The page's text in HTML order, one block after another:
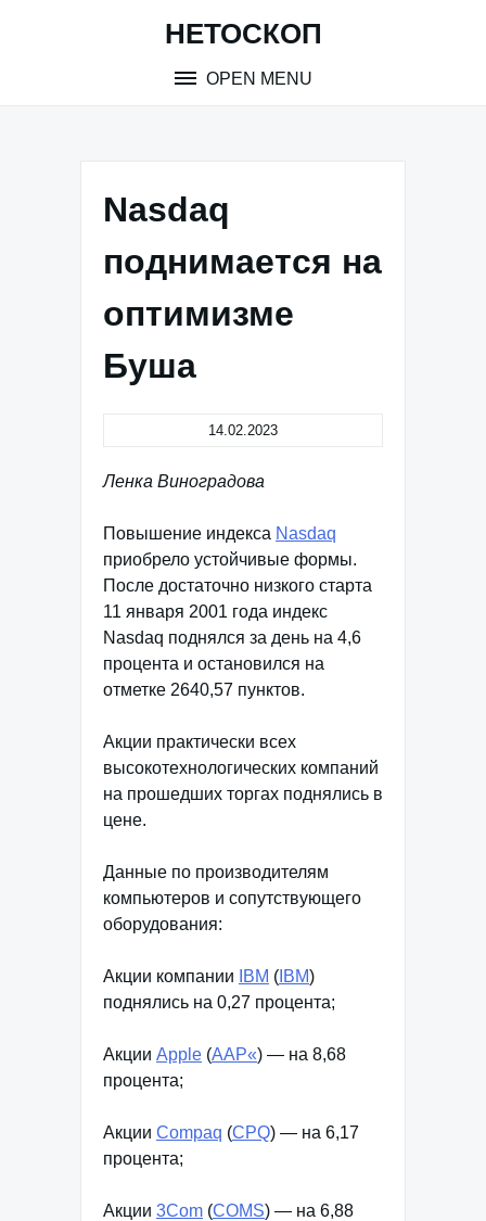
НЕТОСКОП
OPEN MENU
Nasdaq
поднимается на
оптимизме
Буша
14.02.2023
Ленка Виноградова
Повышение индекса Nasdaq
приобрело устойчивые формы.
После достаточно низкого старта
11 января 2001 года индекс
Nasdaq поднялся за день на 4,6
процента и остановился на
отметке 2640,57 пунктов.
Акции практически всех
высокотехнологических компаний
на прошедших торгах поднялись в
цене.
Данные по производителям
компьютеров и сопутствующего
оборудования:
Акции компании IBM ( IBM)
поднялись на 0,27 процента;
Акции Apple (AAP«) — на 8,68
процента;
Акции Compaq (CPQ) — на 6,17
процента;
Акции 3Com (COMS) — на 6,88